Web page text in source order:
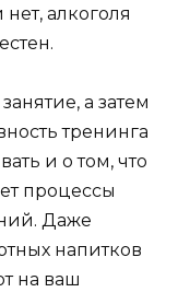
алкоголя
а затем
тренинга
и о том, что
процессы
Даже
напитков
на ваш